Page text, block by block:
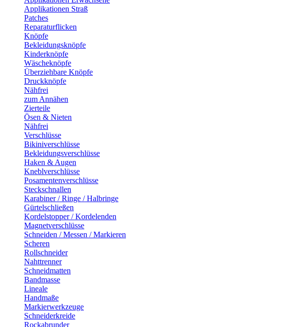
Applikationen Straß
Patches
Reparaturflicken
Knöpfe
Bekleidungsknöpfe
Kinderknöpfe
Wäscheknöpfe
Überziehbare Knöpfe
Druckknöpfe
Nähfrei
zum Annähen
Zierteile
Ösen & Nieten
Nähfrei
Verschlüsse
Bikiniverschlüsse
Bekleidungsverschlüsse
Haken & Augen
Kneblverschlüsse
Posamentenverschlüsse
Steckschnallen
Karabiner / Ringe / Halbringe
Gürtelschließen
Kordelstopper / Kordelenden
Magnetverschlüsse
Schneiden / Messen / Markieren
Scheren
Rollschneider
Nahttrenner
Schneidmatten
Bandmasse
Lineale
Handmaße
Markierwerkzeuge
Schneiderkreide
Rockabrunder